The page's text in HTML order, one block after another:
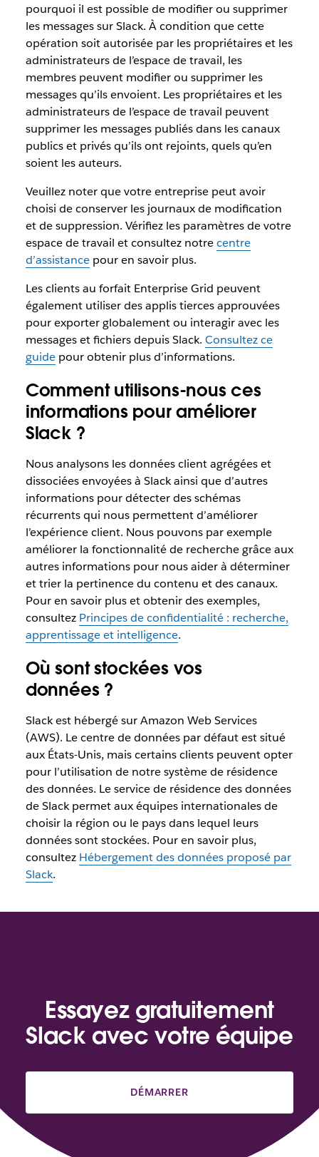
pourquoi il est possible de modifier ou supprimer
les messages sur Slack. À condition que cette
opération soit autorisée par les propriétaires et les
administrateurs de l’espace de travail, les
membres peuvent modifier ou supprimer les
messages qu’ils envoient. Les propriétaires et les
administrateurs de l’espace de travail peuvent
supprimer les messages publiés dans les canaux
publics et privés qu’ils ont rejoints, quels qu’en
soient les auteurs.
Veuillez noter que votre entreprise peut avoir
choisi de conserver les journaux de modification
et de suppression. Vérifiez les paramètres de votre
espace de travail et consultez notrecentre
d’assistancepour en savoir plus.
Les clients au forfait Enterprise Grid peuvent
également utiliser des applis tierces approuvées
pour exporter globalement ou interagir avec les
messages et fichiers depuis Slack. Consultez ce
guidepour obtenir plus d’informations.
Comment utilisons-nous ces
informations pour améliorer
Slack ?
Nous analysons les données client agrégées et
dissociées envoyées à Slack ainsi que d’autres
informations pour détecter des schémas
récurrents qui nous permettent d’améliorer
l’expérience client. Nous pouvons par exemple
améliorer la fonctionnalité de recherche grâce aux
autres informations pour nous aider à déterminer
et trier la pertinence du contenu et des canaux.
Pour en savoir plus et obtenir des exemples,
consultez Principes de confidentialité : recherche,
apprentissage et intelligence.
Où sont stockées vos
données ?
Slack est hébergé sur Amazon Web Services
(AWS). Le centre de données par défaut est situé
aux États-Unis, mais certains clients peuvent opter
pour l’utilisation de notre système de résidence
des données. Le service de résidence des données
de Slack permet aux équipes internationales de
choisir la région ou le pays dans lequel leurs
données sont stockées. Pour en savoir plus,
consultez Hébergement des données proposé par
Slack.
Essayez gratuitement
Slack avec votre équipe
DÉMARRER